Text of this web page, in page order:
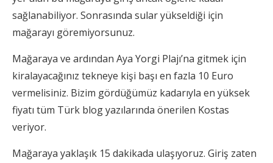
sağlanabiliyor. Sonrasında sular yükseldiği için
mağarayı göremiyorsunuz.
Mağaraya ve ardından Aya Yorgi Plajı’na gitmek için
kiralayacağınız tekneye kişi başı en fazla 10 Euro
vermelisiniz. Bizim gördüğümüz kadarıyla en yüksek
fiyatı tüm Türk blog yazılarında önerilen Kostas
veriyor.
Mağaraya yaklaşık 15 dakikada ulaşıyoruz. Giriş zaten